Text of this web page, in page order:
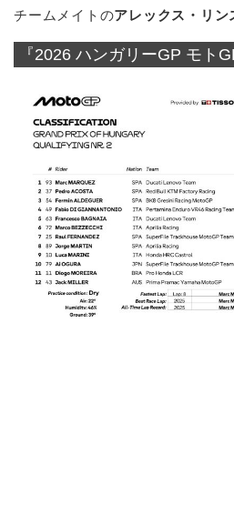
チームメイトのアレックス・リン
『2026 ハンガリーGP モト